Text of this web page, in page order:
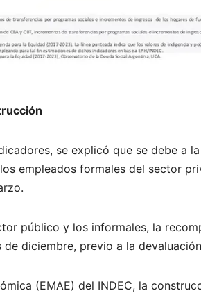
se explicó que se debe a
empleados formales del sector
público y los informales, la
diciembre, previo a la
(EMAE) del INDEC, la